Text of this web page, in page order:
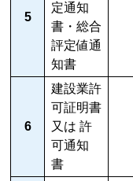
5
定通知
書・総合
評定値通
知書
6
建設業許
可証明書
又は 許
可通知
書